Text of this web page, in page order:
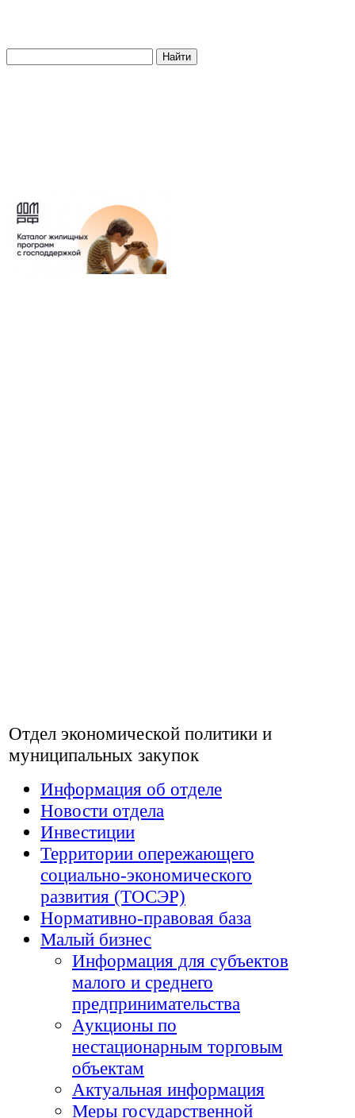
Найти
Отдел экономической политики и
муниципальных закупок
Информация об отделе
Новости отдела
Инвестиции
Территории опережающего
социально-экономического
развития (ТОСЭР)
Нормативно-правовая база
Малый бизнес
Информация для субъектов
малого и среднего
предпринимательства
Аукционы по
нестационарным торговым
объектам
Актуальная информация
Меры государственной